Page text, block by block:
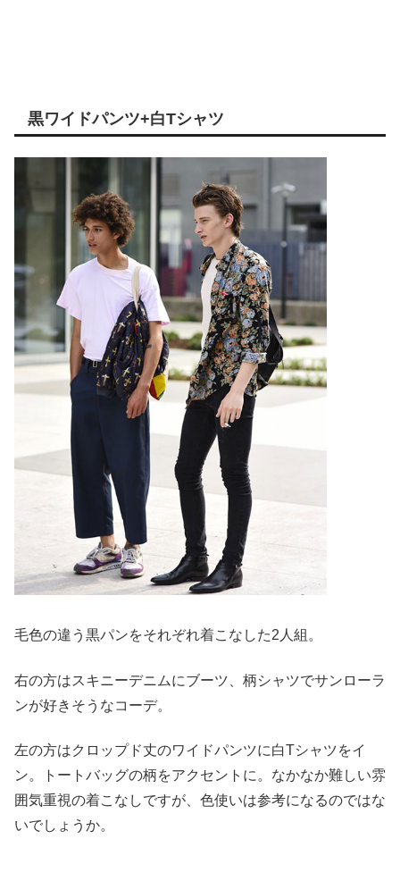
黒ワイドパンツ+白Tシャツ
毛色の違う黒パンをそれぞれ着こなした2人組。
右の方はスキニーデニムにブーツ、柄シャツでサンローラ
ンが好きそうなコーデ。
左の方はクロップド丈のワイドパンツに白Tシャツをイ
ン。トートバッグの柄をアクセントに。なかなか難しい雰
囲気重視の着こなしですが、色使いは参考になるのではな
いでしょうか。